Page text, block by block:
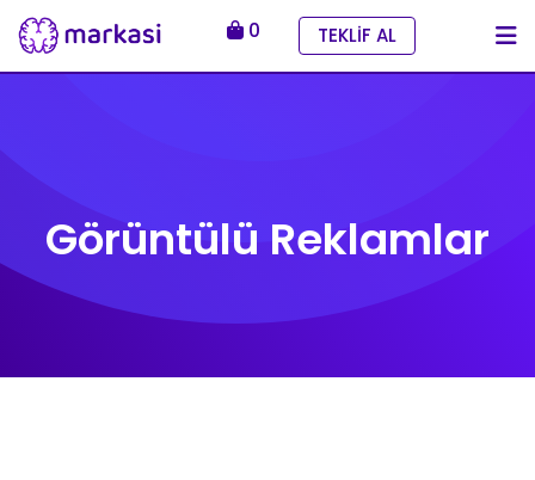
TEKLİF AL
0
Görüntülü Reklamlar